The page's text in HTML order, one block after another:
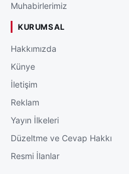
Muhabirlerimiz
KURUMSAL
Hakkımızda
Künye
İletişim
Reklam
Yayın İlkeleri
Düzeltme ve Cevap Hakkı
Resmi İlanlar